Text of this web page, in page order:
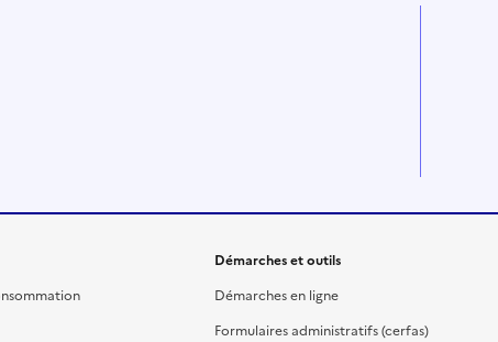
Démarches et outils
Démarches en ligne
Formulaires administratifs (cerfas)